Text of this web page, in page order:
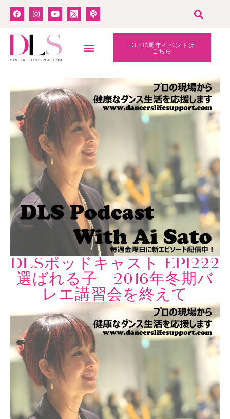
DLS13周年イベントは
こちら
DLSポッドキャスト EPI222
選ばれる子 2016年冬期バ
レエ講習会を終えて